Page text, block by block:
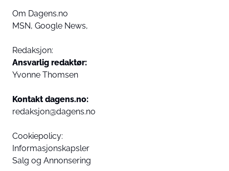
Om Dagens.no
MSN, Google News,
Redaksjon:
Ansvarlig redaktør:
Yvonne Thomsen
Kontakt dagens.no:
redaksjon@dagens.no
Cookiepolicy:
Informasjonskapsler
Salg og Annonsering